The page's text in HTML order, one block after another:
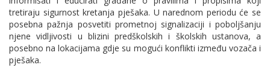
tretiraju sigurnost kretanja pješaka. U narednom periodu će se
posebna pažnja posvetiti prometnoj signalizaciji i poboljšanju
njene vidljivosti u blizini predškolskih i školskih ustanova, a
posebno na lokacijama gdje su mogući konflikti između vozača i
pješaka.